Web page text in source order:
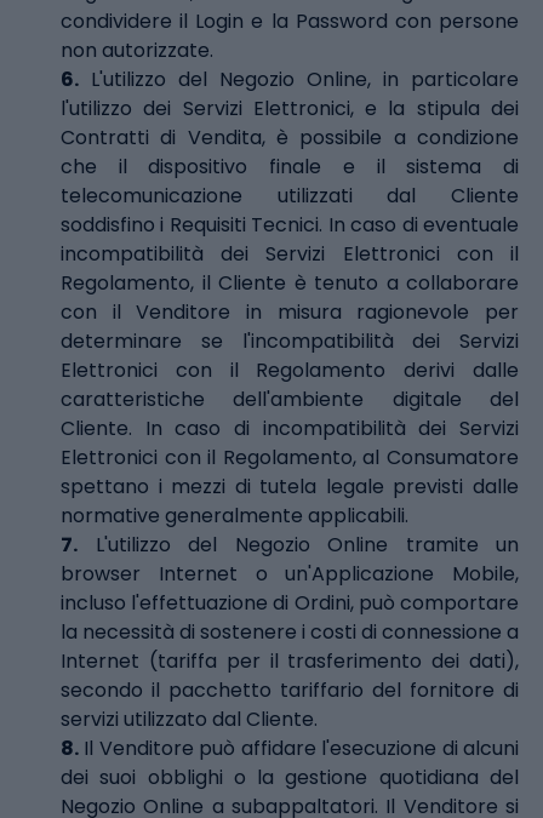
condividere il Login e la Password con persone
non autorizzate.
6. L'utilizzo del Negozio Online, in particolare
l'utilizzo dei Servizi Elettronici, e la stipula dei
Contratti di Vendita, è possibile a condizione
che il dispositivo finale e il sistema di
telecomunicazione utilizzati dal Cliente
soddisfino i Requisiti Tecnici. In caso di eventuale
incompatibilità dei Servizi Elettronici con il
Regolamento, il Cliente è tenuto a collaborare
con il Venditore in misura ragionevole per
determinare se l'incompatibilità dei Servizi
Elettronici con il Regolamento derivi dalle
caratteristiche dell'ambiente digitale del
Cliente. In caso di incompatibilità dei Servizi
Elettronici con il Regolamento, al Consumatore
spettano i mezzi di tutela legale previsti dalle
normative generalmente applicabili.
7. L'utilizzo del Negozio Online tramite un
browser Internet o un'Applicazione Mobile,
incluso l'effettuazione di Ordini, può comportare
la necessità di sostenere i costi di connessione a
Internet (tariffa per il trasferimento dei dati),
secondo il pacchetto tariffario del fornitore di
servizi utilizzato dal Cliente.
8. Il Venditore può affidare l'esecuzione di alcuni
dei suoi obblighi o la gestione quotidiana del
Negozio Online a subappaltatori. Il Venditore si